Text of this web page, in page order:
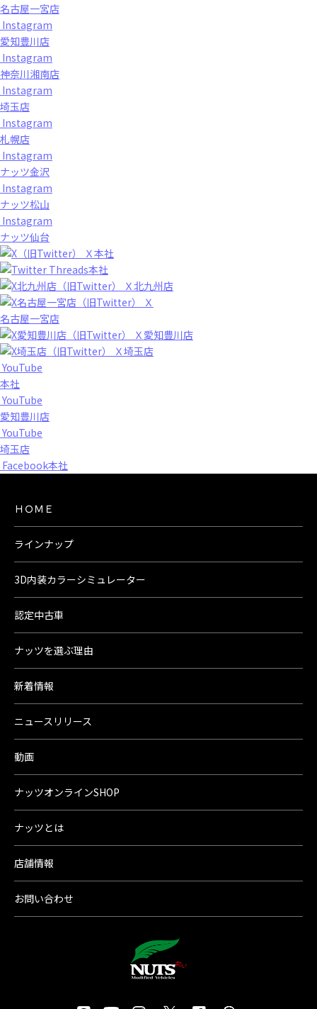
名古屋一宮店
Instagram
愛知豊川店
Instagram
神奈川湘南店
Instagram
埼玉店
Instagram
札幌店
Instagram
ナッツ金沢
Instagram
ナッツ松山
Instagram
ナッツ仙台
Ｘ本社
Threads本社
Ｘ北九州店
Ｘ
名古屋一宮店
Ｘ愛知豊川店
Ｘ埼玉店
YouTube
本社
YouTube
愛知豊川店
YouTube
埼玉店
Facebook本社
ＨＯＭＥ
ラインナップ
3D内装カラーシミュレーター
認定中古車
ナッツを選ぶ理由
新着情報
ニュースリリース
動画
ナッツオンラインSHOP
ナッツとは
店舗情報
お問い合わせ